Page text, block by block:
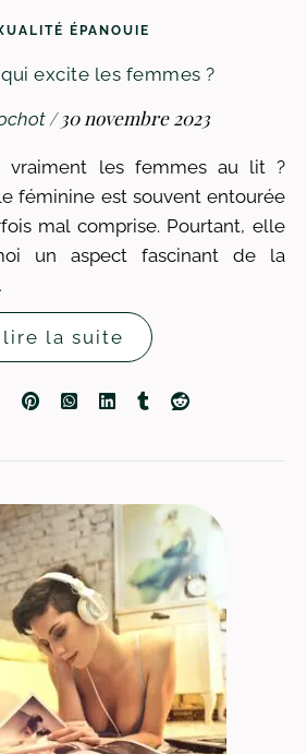
ÉPANOUIE
qui excite les femmes ?
/ 30 novembre 2023
féminine est souvent entourée
mal comprise. Pourtant, elle
un aspect fascinant de la
lire la suite